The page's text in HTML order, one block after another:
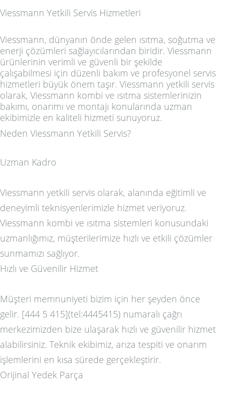
Viessmann Yetkili Servis Hizmetleri
Viessmann, dünyanın önde gelen ısıtma, soğutma ve
enerji çözümleri sağlayıcılarından biridir. Viessmann
ürünlerinin verimli ve güvenli bir şekilde
çalışabilmesi için düzenli bakım ve profesyonel servis
hizmetleri büyük önem taşır. Viessmann yetkili servis
olarak, Viessmann kombi ve ısıtma sistemlerinizin
bakımı, onarımı ve montajı konularında uzman
ekibimizle en kaliteli hizmeti sunuyoruz.
Neden Viessmann Yetkili Servis?
Uzman Kadro
Viessmann yetkili servis olarak, alanında eğitimli ve
deneyimli teknisyenlerimizle hizmet veriyoruz.
Viessmann kombi ve ısıtma sistemleri konusundaki
uzmanlığımız, müşterilerimize hızlı ve etkili çözümler
sunmamızı sağlıyor.
Hızlı ve Güvenilir Hizmet
Müşteri memnuniyeti bizim için her şeyden önce
gelir. [444 5 415](tel:4445415) numaralı çağrı
merkezimizden bize ulaşarak hızlı ve güvenilir hizmet
alabilirsiniz. Teknik ekibimiz, arıza tespiti ve onarım
işlemlerini en kısa sürede gerçekleştirir.
Orijinal Yedek Parça